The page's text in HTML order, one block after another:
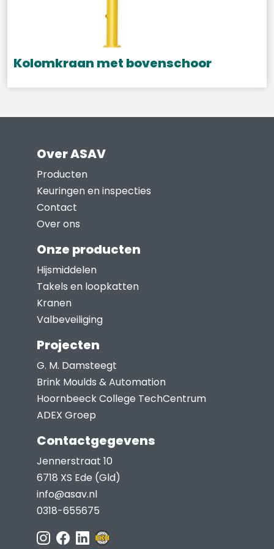
Kolomkraan met bovenschoor
Over ASAV
Producten
Keuringen en inspecties
Contact
Over ons
Onze producten
Hijsmiddelen
Takels en loopkatten
Kranen
Valbeveiliging
Projecten
G. M. Damsteegt
Brink Moulds & Automation
Hoornbeeck College TechCentrum
ADEX Groep
Contactgegevens
Jennerstraat 10
6718 XS Ede (Gld)
info@asav.nl
0318-655675